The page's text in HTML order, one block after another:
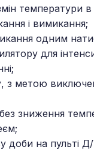
температури в
і вимикання;
одним
для
з метою
зниження
доби на пульті